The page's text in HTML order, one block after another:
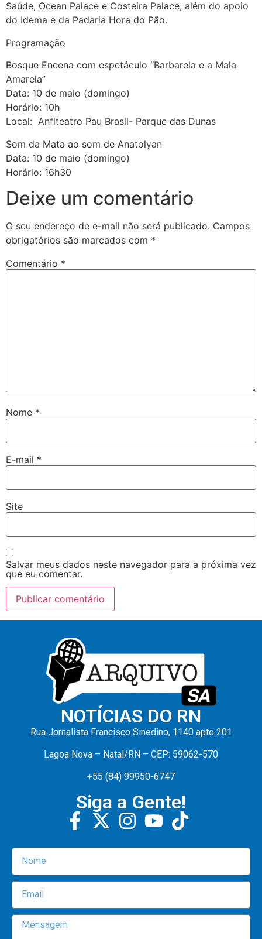
Saúde, Ocean Palace e Costeira Palace, além do apoio
do Idema e da Padaria Hora do Pão.
Programação
Bosque Encena com espetáculo “Barbarela e a Mala
Amarela”
Data: 10 de maio (domingo)
Horário: 10h
Local: Anfiteatro Pau Brasil- Parque das Dunas
Som da Mata ao som de Anatolyan
Data: 10 de maio (domingo)
Horário: 16h30
Deixe um comentário
O seu endereço de e-mail não será publicado. Campos
obrigatórios são marcados com *
Comentário *
Nome *
E-mail *
Site
Salvar meus dados neste navegador para a próxima vez
que eu comentar.
NOTÍCIAS DO RN
Rua Jornalista Francisco Sinedino, 1140 apto 201
Lagoa Nova – Natal/RN – CEP: 59062-570
+55 (84) 99950-6747
Siga a Gente!